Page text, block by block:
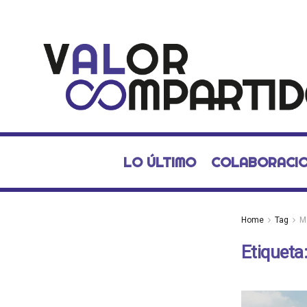
LO ÚLTIMO
Home Tag